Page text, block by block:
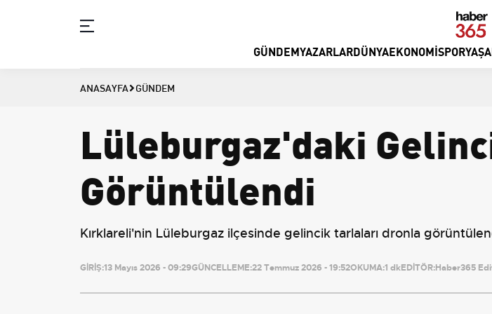
GÜNDEMYAZARLARDÜNYAEKONOMISPOR
ANASAYFA GÜNDEM
Lüleburgaz'daki
Görüntülendi
Kırklareli'nin Lüleburgaz ilçesinde gelincik tarlaları dronla
GİRİŞ:13 Mayıs 2026 - 09:29GÜNCELLEME:22 Temmuz 2026 - 19:52OKUMA:1 dkEDİTÖR:Haber365